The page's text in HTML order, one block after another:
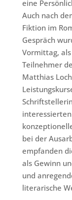
eine
Auch nach
Fiktion im
Gespräch
Vormittag,
Teilnehmer
Matthias
bei der
empfanden
als Gewinn
und
literarische